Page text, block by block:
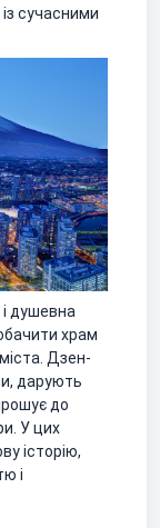
сучасними
душевна
храм
Дзен-
дарують
до
У цих
історію,
і